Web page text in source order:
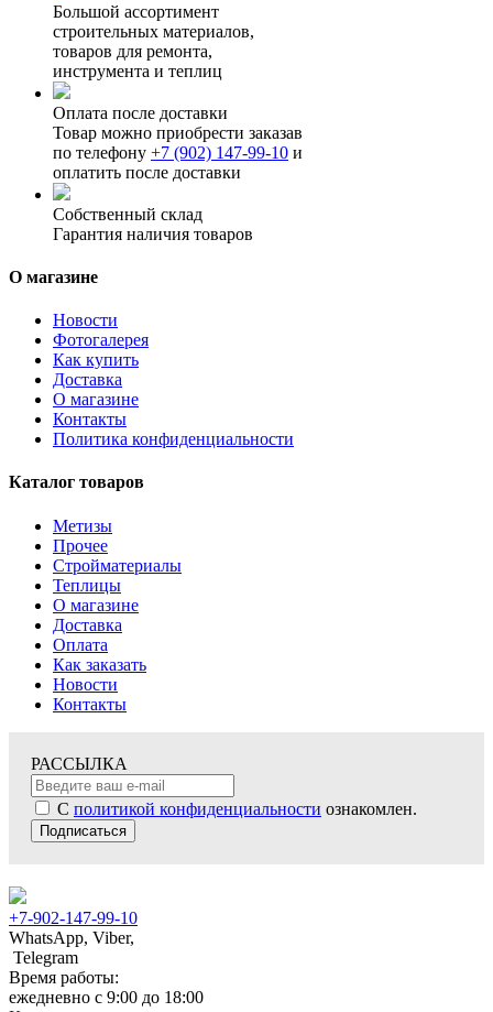
Большой ассортимент
строительных материалов,
товаров для ремонта,
инструмента и теплиц
Оплата после доставки
Товар можно приобрести заказав
по телефону +7 (902) 147-99-10 и
оплатить после доставки
Собственный склад
Гарантия наличия товаров
О магазине
Новости
Фотогалерея
Как купить
Доставка
О магазине
Контакты
Политика конфиденциальности
Каталог товаров
Метизы
Прочее
Стройматериалы
Теплицы
О магазине
Доставка
Оплата
Как заказать
Новости
Контакты
РАССЫЛКА
С политикой конфиденциальности ознакомлен.
Подписаться
+7-902-147-99-10
WhatsApp, Viber,
Telegram
Время работы:
ежедневно с 9:00 до 18:00